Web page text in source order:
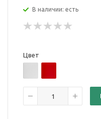
В наличии: есть
Цвет